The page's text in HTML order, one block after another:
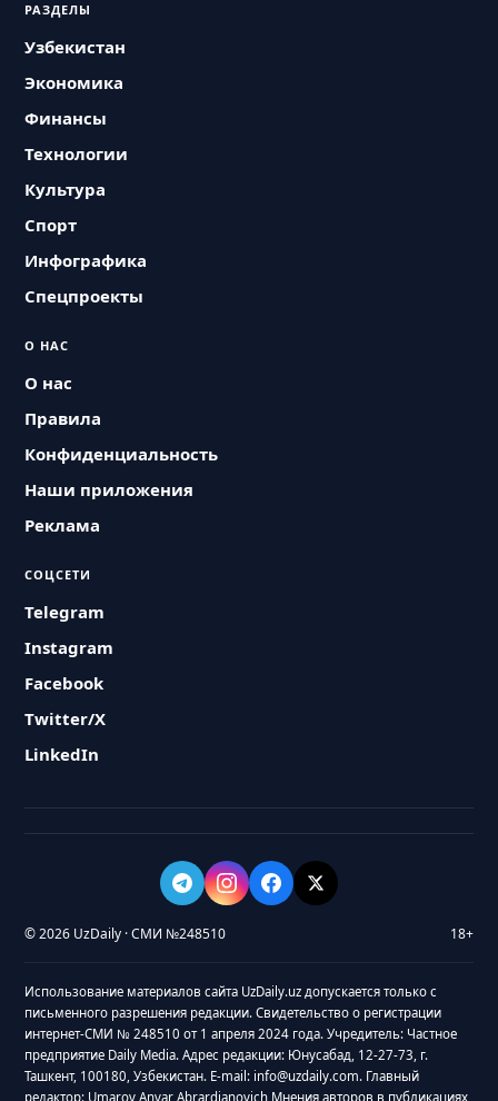
РАЗДЕЛЫ
Узбекистан
Экономика
Финансы
Технологии
Культура
Спорт
Инфографика
Спецпроекты
О НАС
О нас
Правила
Конфиденциальность
Наши приложения
Реклама
СОЦСЕТИ
Telegram
Instagram
Facebook
Twitter/X
LinkedIn
© 2026 UzDaily · СМИ №248510 18+
Использование материалов сайта UzDaily.uz допускается только с
письменного разрешения редакции. Свидетельство о регистрации
интернет-СМИ № 248510 от 1 апреля 2024 года. Учредитель: Частное
предприятие Daily Media. Адрес редакции: Юнусабад, 12-27-73, г.
Ташкент, 100180, Узбекистан. E-mail: info@uzdaily.com. Главный
редактор: Umarov Anvar Abrardjanovich Мнения авторов в публикациях